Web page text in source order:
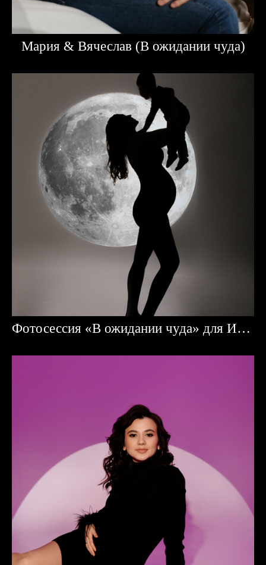
Мария & Вячеслав (В ожидании чуда)
Фотосессия «В ожидании чуда» для Ирины и Тимура